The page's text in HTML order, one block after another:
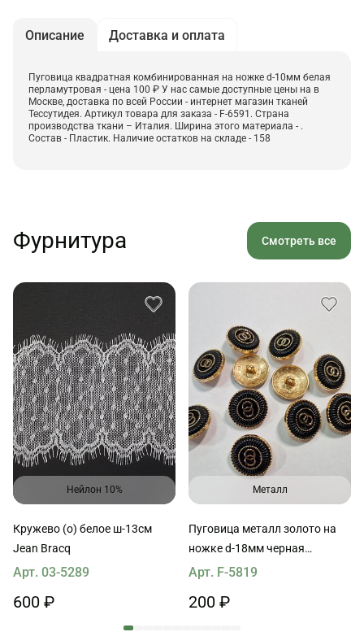
Описание Доставка и оплата
Пуговица квадратная комбинированная на ножке d-10мм белая
перламутровая - цена 100 ₽ У нас самые доступные цены на в
Москве, доставка по всей России - интернет магазин тканей
Тессутидея. Артикул товара для заказа - F-6591. Страна
производства ткани – Италия. Ширина этого материала - .
Состав - Пластик. Наличие остатков на складе - 158
Фурнитура Смотреть все
Нейлон 10%
Кружево (о) белое ш-13см
Jean Bracq
Арт. 03-5289
600 ₽
Металл
Пуговица металл золото на
ножке d-18мм черная
глазированная с логотипом
Арт. F-5819
200 ₽